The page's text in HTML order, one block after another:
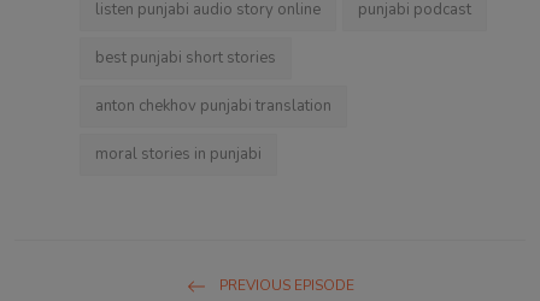
listen punjabi audio story online punjabi podcast
best punjabi short stories
anton chekhov punjabi translation
moral stories in punjabi
PREVIOUS EPISODE